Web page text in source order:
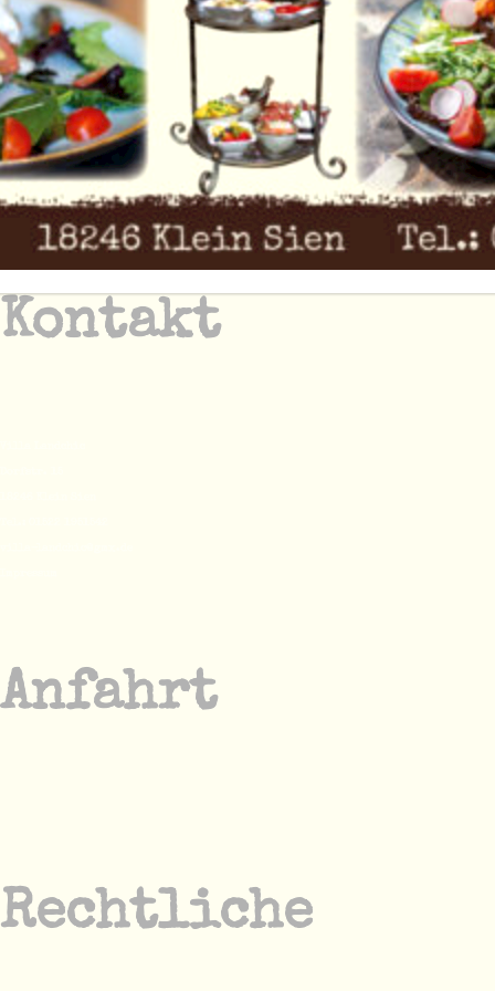
Bitte alle Reservierungen unter
01522 1951542.
Kontakt
Anfahrt
Rechtliche